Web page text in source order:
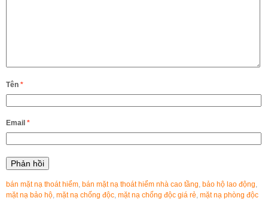
Tên *
Email *
bán mặt nạ thoát hiểm, bán mặt nạ thoát hiểm nhà cao tầng, bảo hộ lao động,
mặt nạ bảo hộ, mặt nạ chống độc, mặt nạ chống độc giá rẻ, mặt nạ phòng độc